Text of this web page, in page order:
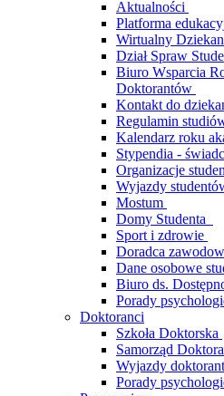
Aktualności
Platforma
Wirtualny
Dział Spraw
Biuro Wsparcia
Doktorantów
Kontakt do
Regulamin
Kalendarz roku
Stypendia -
Organizacje
Wyjazdy
Mostum
Domy Studenta
Sport i zdrowie
Doradca
Dane osobowe
Biuro ds.
Porady
Doktoranci
Szkoła Doktorska
Samorząd
Wyjazdy
Porady